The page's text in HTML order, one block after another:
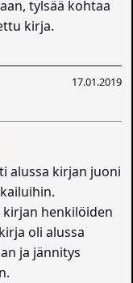
tylsää kohtaa
kirja.
17.01.2019
alussa kirjan juoni
henkilöiden
oli alussa
ja jännitys